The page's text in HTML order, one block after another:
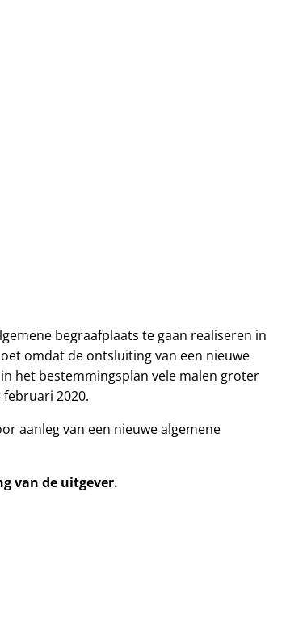
begraafplaats te gaan realiseren in
omdat de ontsluiting van een nieuwe
het bestemmingsplan vele malen groter
2020.
aanleg van een nieuwe algemene
van de uitgever.